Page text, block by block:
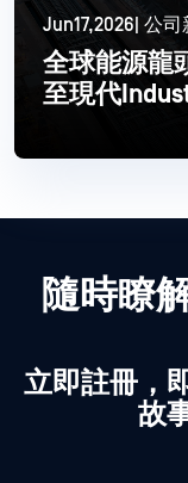
Jun17,2026| 公司
全球能源龍
至現代
閱讀更多
隨時瞭
立即註冊，
故